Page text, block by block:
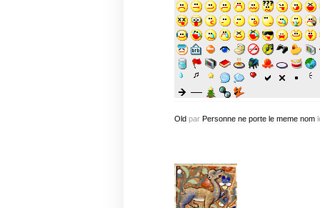
Oldpar Personne ne porte le meme nom